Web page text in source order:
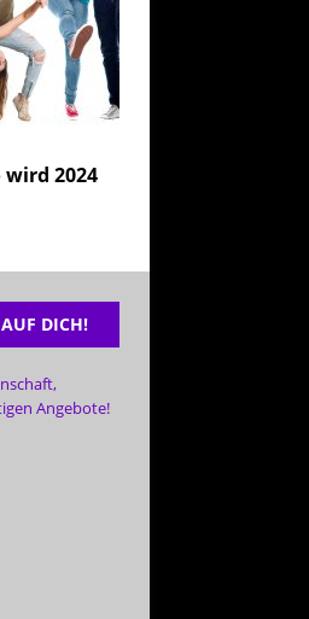
wird 2024
DICH!
Angebote!